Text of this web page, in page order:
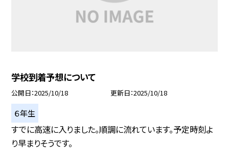
学校到着予想について
公開日 2025/10/18 更新日 2025/10/18
６年生
すでに高速に入りました。順調に流れています。予定時刻よ
り早まりそうです。